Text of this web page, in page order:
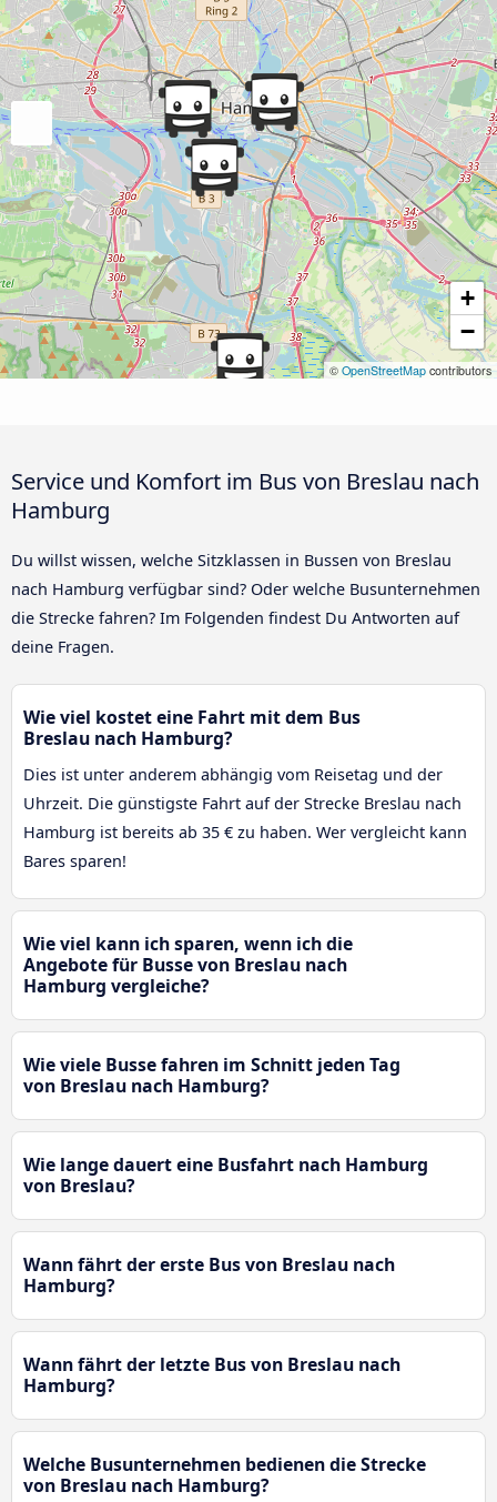
+
−
© OpenStreetMap contributors
Service und Komfort im Bus von Breslau nach
Hamburg
Du willst wissen, welche Sitzklassen in Bussen von Breslau
nach Hamburg verfügbar sind? Oder welche Busunternehmen
die Strecke fahren? Im Folgenden findest Du Antworten auf
deine Fragen.
Wie viel kostet eine Fahrt mit dem Bus
Breslau nach Hamburg?
Dies ist unter anderem abhängig vom Reisetag und der
Uhrzeit. Die günstigste Fahrt auf der Strecke Breslau nach
Hamburg ist bereits ab 35 € zu haben. Wer vergleicht kann
Bares sparen!
Wie viel kann ich sparen, wenn ich die
Angebote für Busse von Breslau nach
Hamburg vergleiche?
Wie viele Busse fahren im Schnitt jeden Tag
von Breslau nach Hamburg?
Wie lange dauert eine Busfahrt nach Hamburg
von Breslau?
Wann fährt der erste Bus von Breslau nach
Hamburg?
Wann fährt der letzte Bus von Breslau nach
Hamburg?
Welche Busunternehmen bedienen die Strecke
von Breslau nach Hamburg?